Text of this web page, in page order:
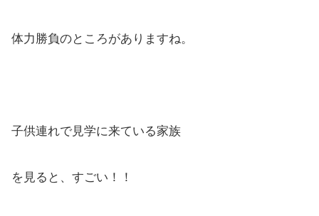
体力勝負のところがありますね。
子供連れで見学に来ている家族
を見ると、すごい！！